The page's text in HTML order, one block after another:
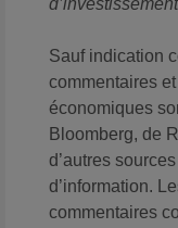
Sauf indication
commentaires
économiques
Bloomberg, de
d’autres sources
d’information.
commentaires